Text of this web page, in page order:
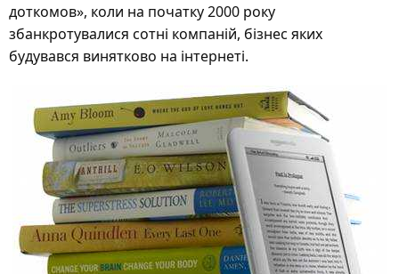
доткомов», коли на початку 2000 року
збанкротувалися сотні компаній, бізнес яких
будувався винятково на інтернеті.